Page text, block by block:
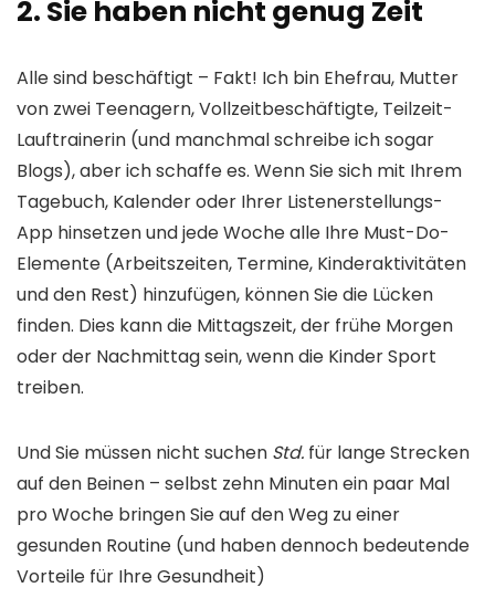
2. Sie haben nicht genug Zeit
Alle sind beschäftigt – Fakt! Ich bin Ehefrau, Mutter
von zwei Teenagern, Vollzeitbeschäftigte, Teilzeit-
Lauftrainerin (und manchmal schreibe ich sogar
Blogs), aber ich schaffe es. Wenn Sie sich mit Ihrem
Tagebuch, Kalender oder Ihrer Listenerstellungs-
App hinsetzen und jede Woche alle Ihre Must-Do-
Elemente (Arbeitszeiten, Termine, Kinderaktivitäten
und den Rest) hinzufügen, können Sie die Lücken
finden. Dies kann die Mittagszeit, der frühe Morgen
oder der Nachmittag sein, wenn die Kinder Sport
treiben.
Und Sie müssen nicht suchen Std. für lange Strecken
auf den Beinen – selbst zehn Minuten ein paar Mal
pro Woche bringen Sie auf den Weg zu einer
gesunden Routine (und haben dennoch bedeutende
Vorteile für Ihre Gesundheit)